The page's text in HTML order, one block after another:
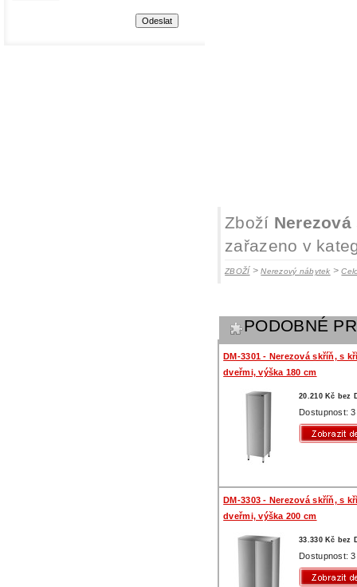
Zboží
zařazeno v
ZBOŽÍ>Nerezový nábytek >
PODOBNÉ
DM-3301 - Nerezová skříň, s
dveřmi, výška 180 cm
20.210 Kč bez
Dostupnost:
DM-3303 - Nerezová skříň, s
dveřmi, výška 200 cm
33.330 Kč bez
Dostupnost: